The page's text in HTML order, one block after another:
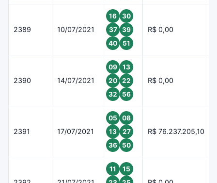
2389 10/07/2021
16
30
37
39
40
51
R$ 0,00
2390 14/07/2021
09
13
20
22
32
56
R$ 0,00
2391 17/07/2021
05
08
13
27
36
50
R$ 76.237.205,10
11
15